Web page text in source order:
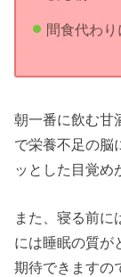
間食代わり
朝一番に飲む甘
で栄養不足の脳
ッとした目覚め
また、寝る前に
には睡眠の質が
期待できますの